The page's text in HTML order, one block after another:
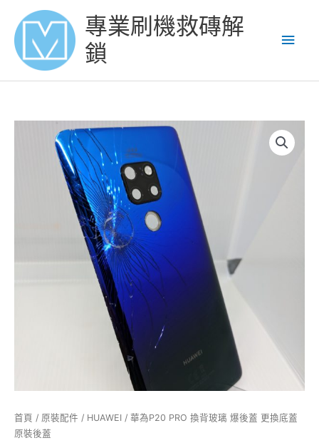
content
專業刷機救磚解
鎖
首頁 / 原裝配件 / HUAWEI / 華為P20 PRO 換背玻璃 爆後蓋 更換底蓋
原裝後蓋
後
數
量